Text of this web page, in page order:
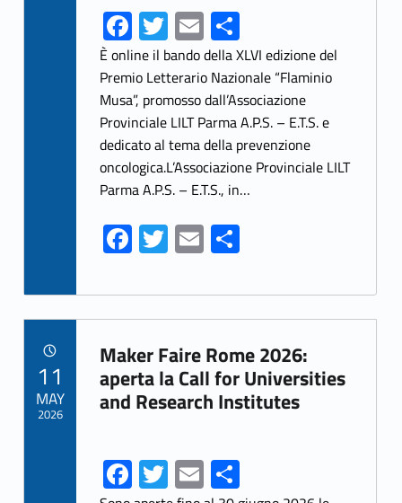
Fa
ce
b
o
o
k
T
w
itt
er
E
m
ai
l
S
h
ar
e
È online il bando della XLVI edizione del
Premio Letterario Nazionale “Flaminio
Musa”, promosso dall’Associazione
Provinciale LILT Parma A.P.S. – E.T.S. e
dedicato al tema della prevenzione
oncologica.L’Associazione Provinciale LILT
Parma A.P.S. – E.T.S., in…
Fa
ce
b
o
o
k
T
w
itt
er
E
m
ai
l
S
ar
e
Link identifier archive #link-archive-88714
Maker Faire Rome 2026:
aperta la Call for Universities
and Research Institutes
FaT E S
11
MAY
2026